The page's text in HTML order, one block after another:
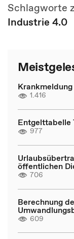
Schlagworte
Industrie 4.0
1.416
Entgelttabelle
977
öffentlichen
706
Berechnung
609